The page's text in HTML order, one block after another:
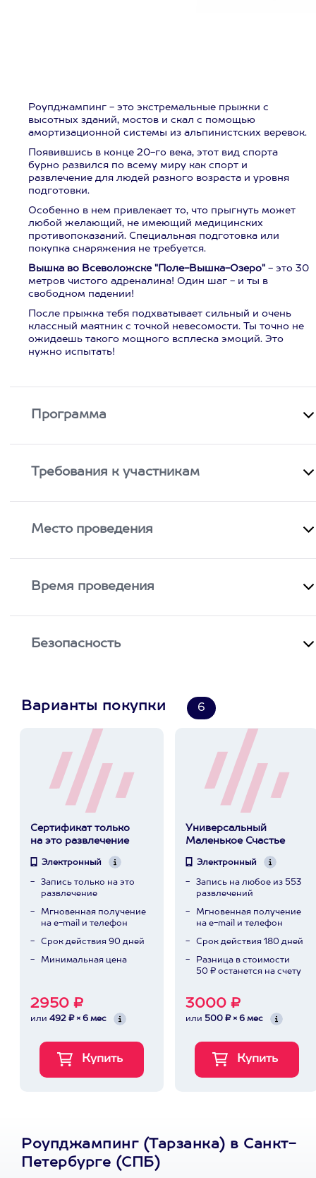
Роупджампинг - это экстремальные прыжки с
высотных зданий, мостов и скал с помощью
амортизационной системы из альпинистских веревок.
Появившись в конце 20-го века, этот вид спорта
бурно развился по всему миру как спорт и
развлечение для людей разного возраста и уровня
подготовки.
Особенно в нем привлекает то, что прыгнуть может
любой желающий, не имеющий медицинских
противопоказаний. Специальная подготовка или
покупка снаряжения не требуется.
Вышка во Всеволожске "Поле-Вышка-Озеро" - это 30
метров чистого адреналина! Один шаг - и ты в
свободном падении!
После прыжка тебя подхватывает сильный и очень
классный маятник с точкой невесомости. Ты точно не
ожидаешь такого мощного всплеска эмоций. Это
нужно испытать!
Программа
Требования к участникам
Место проведения
Время проведения
Безопасность
Варианты покупки 6
Сертификат только
на это развлечение
Электронный
Запись только на это
развлечение
Мгновенная получение
на e-mail и телефон
Срок действия 90 дней
Минимальная цена
2950 ₽
или 492 ₽ × 6 мес
Универсальный
Маленькое Счастье
Электронный
Запись на любое из 553
развлечений
Мгновенная получение
на e-mail и телефон
Срок действия 180 дней
Разница в стоимости
50 ₽ останется на счету
3000 ₽
или 500 ₽ × 6 мес
Роупджампинг (Тарзанка) в Санкт-
Петербурге (СПБ)